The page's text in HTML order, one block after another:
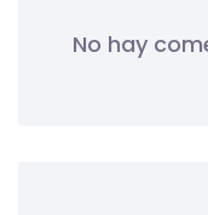
No hay